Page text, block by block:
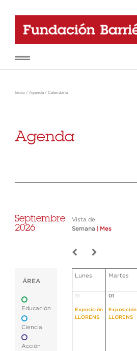
Inicio / Agenda / Calendario
Agenda
Septiembre
2026
Vista de:
Semana
Mes
ÁREA
Educación
Ciencia
Acción
Lunes Martes
31
Exposición
LLORENS
01
Exposición
LLORENS